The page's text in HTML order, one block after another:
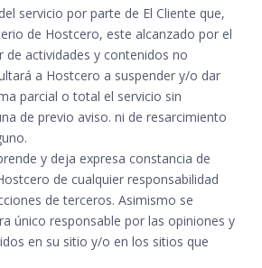
servicio por parte de El Cliente que,
de Hostcero, este alcanzado por el
de actividades y contenidos no
a Hostcero a suspender y/o dar
parcial o total el servicio sin
de previo aviso. ni de resarcimiento
y deja expresa constancia de
de cualquier responsabilidad
de terceros. Asimismo se
único responsable por las opiniones y
en su sitio y/o en los sitios que